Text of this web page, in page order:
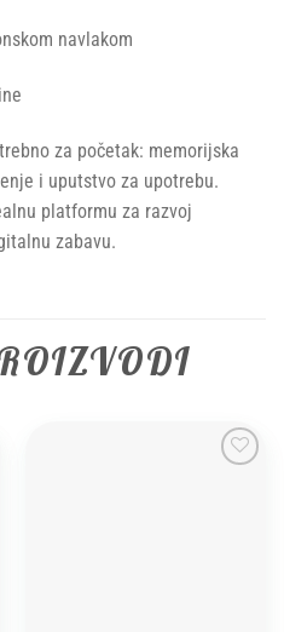
navlakom
za početak: memorijska
i uputstvo za upotrebu.
platformu za razvoj
zabavu.